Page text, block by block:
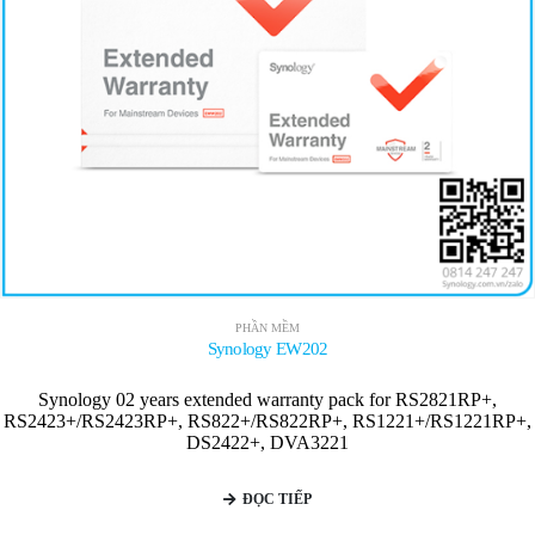
PHẦN MỀM
Synology EW202
Synology 02 years extended warranty pack for RS2821RP+,
RS2423+/RS2423RP+, RS822+/RS822RP+, RS1221+/RS1221RP+,
DS2422+, DVA3221
ĐỌC TIẾP